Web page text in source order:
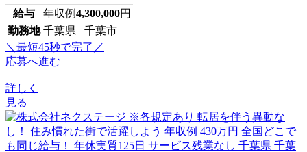
給与 年収例4,300,000円
勤務地 千葉県 千葉市
＼最短45秒で完了／
応募へ進む
詳しく
見る